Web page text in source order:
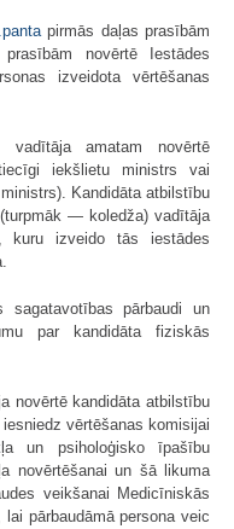
pirmās daļas prasībām
novērtē Iestādes
izveidota vērtēšanas
vadītāja amatam novērtē
iekšlietu ministrs vai
Kandidāta atbilstību
— koledža) vadītāja
kuru izveido tās iestādes
pārbaudi un
par kandidāta fiziskās
novērtē kandidāta atbilstību
vērtēšanas komisijai
un psiholoģisko īpašību
novērtēšanai un šā likuma
veikšanai Medicīniskās
pārbaudāmā persona veic